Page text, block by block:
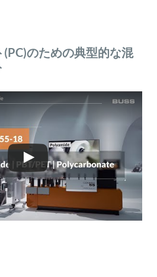
のための典型的な混